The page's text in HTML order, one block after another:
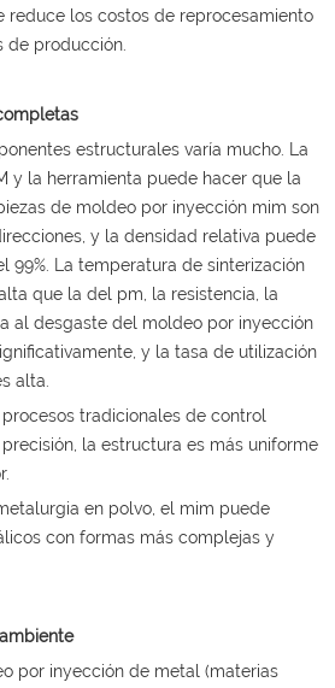
reduce los costos de reprocesamiento
de producción.
estructurales varía mucho. La
y la herramienta puede hacer que la
de moldeo por inyección mim son
y la densidad relativa puede
99%. La temperatura de sinterización
que la del pm, la resistencia, la
al desgaste del moldeo por inyección
y la tasa de utilización
alta.
tradicionales de control
la estructura es más uniforme
en polvo, el mim puede
con formas más complejas y
por inyección de metal (materias